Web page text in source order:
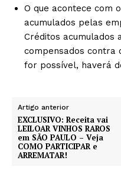
O que acontece com
acumulados pelas
Créditos acumulados
compensados contra
for possível, haverá
Artigo anterior
EXCLUSIVO: Receita vai
LEILOAR VINHOS RAROS
em SÃO PAULO – Veja
COMO PARTICIPAR e
ARREMATAR!